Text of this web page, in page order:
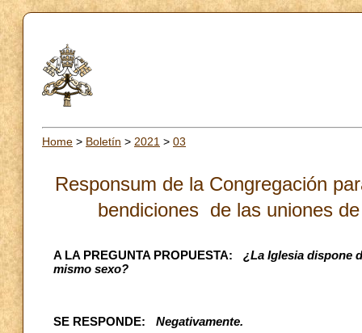
Home > Boletín > 2021 > 03
Responsum de la Congregación
bendiciones de las uniones
A LA PREGUNTA PROPUESTA: ¿La Iglesia dispone
mismo sexo?
SE RESPONDE: Negativamente.